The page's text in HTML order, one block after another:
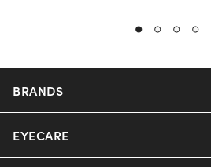
BRANDS
Nuance Audio
EYECARE